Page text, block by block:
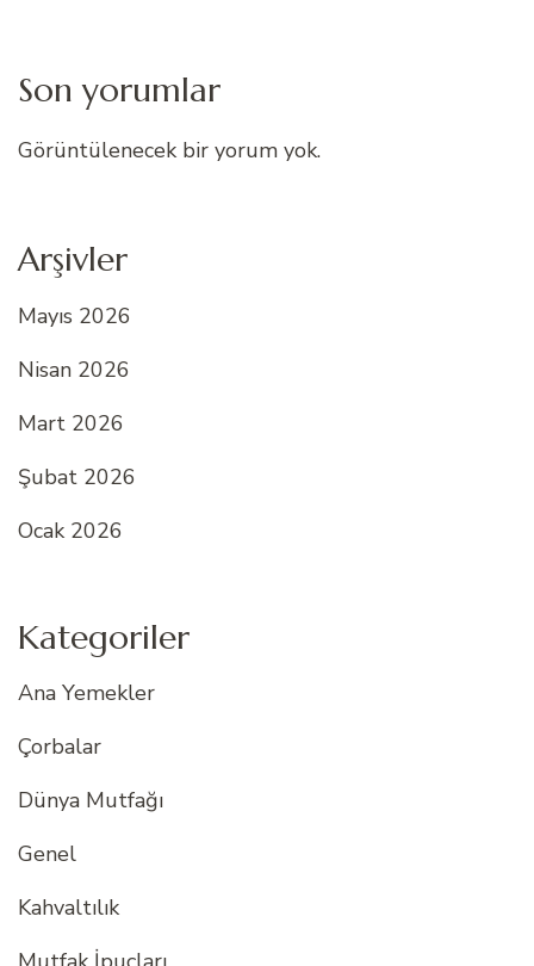
Son yorumlar
Görüntülenecek bir yorum yok.
Arşivler
Mayıs 2026
Nisan 2026
Mart 2026
Şubat 2026
Ocak 2026
Kategoriler
Ana Yemekler
Çorbalar
Dünya Mutfağı
Genel
Kahvaltılık